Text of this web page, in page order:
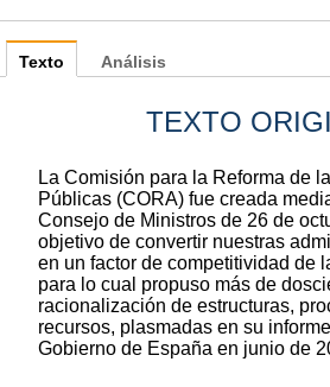
Texto
TEXTO
La Comisión para la Reforma de
Públicas (CORA) fue creada
Consejo de Ministros de 26 de
objetivo de convertir nuestras
en un factor de competitividad de
para lo cual propuso más de
racionalización de estructuras,
recursos, plasmadas en su
Gobierno de España en junio de
Análisis